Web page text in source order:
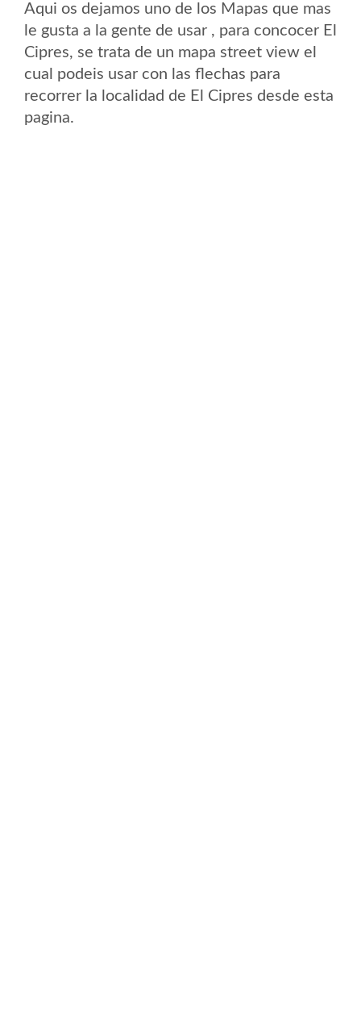
Aqui os dejamos uno de los Mapas que mas
le gusta a la gente de usar , para concocer El
Cipres, se trata de un mapa street view el
cual podeis usar con las flechas para
recorrer la localidad de El Cipres desde esta
pagina.